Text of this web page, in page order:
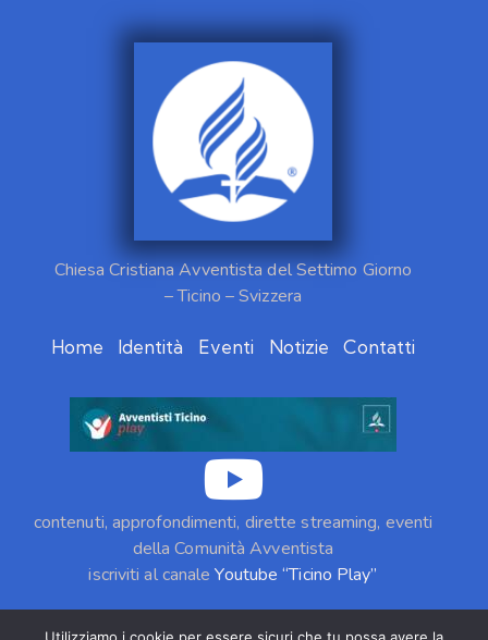
Chiesa Cristiana Avventista del Settimo Giorno
– Ticino – Svizzera
Home Identità Eventi Notizie Contatti
contenuti, approfondimenti, dirette streaming, eventi
della Comunità Avventista
iscriviti al canaleYoutube “Ticino Play”